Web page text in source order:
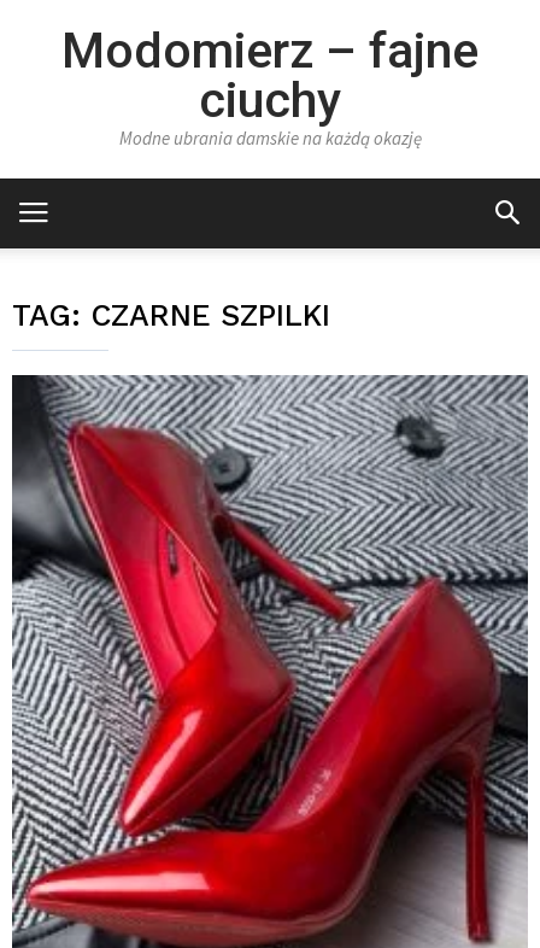
Modomierz – fajne
ciuchy
Modne ubrania damskie na każdą okazję
TAG: CZARNE SZPILKI